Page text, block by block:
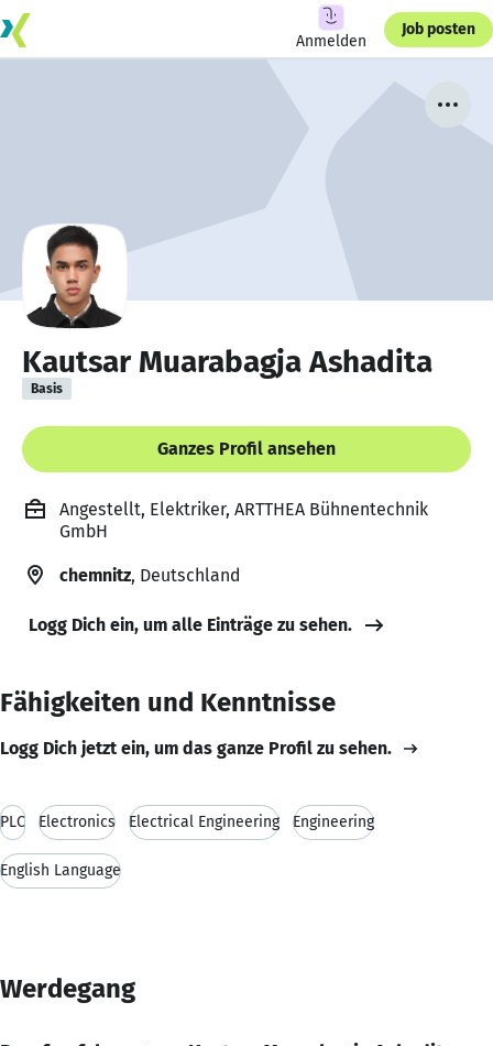
Anmelden
Job posten
Kautsar Muarabagja Ashadita
Basis
Ganzes Profil ansehen
Angestellt, Elektriker, ARTTHEA Bühnentechnik
GmbH
chemnitz, Deutschland
Logg Dich ein, um alle Einträge zu sehen.
Fähigkeiten und Kenntnisse
Logg Dich jetzt ein, um das ganze Profil zu sehen.
PLC Electronics Electrical Engineering Engineering
English Language
Werdegang